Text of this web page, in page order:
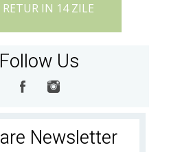
RETUR IN 14 ZILE
Follow Us
Newsletter